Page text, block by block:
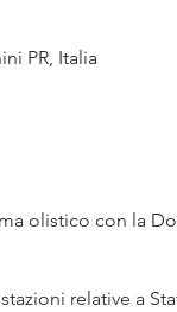
PR, Italia
olistico con la
relative a